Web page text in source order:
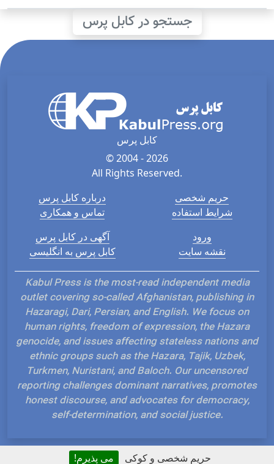
حریم شخصی و کوکی می پذیرم!
جستجو در کابل پرس
کابل پرس
© 2004 - 2026
All Rights Reserved.
درباره کابل پرس
تماس و همکاری
حریم شخصی
شرایط استفاده
آگهی در کابل پرس
کابل پرس به انگلیسی
ورود
نقشه سایت
Kabul Press is the most-read independent media
outlet covering so-called Afghanistan, publishing in
Hazaragi, Dari, Persian, and English. We focus on
human rights, freedom of expression, the Hazara
genocide, and issues affecting stateless nations and
ethnic groups such as the Hazara, Tajik, Uzbek,
Turkmen, Nuristani, and Baloch. Our uncensored
reporting challenges dominant narratives, promotes
honest discourse, and advocates for democracy,
self-determination, and social justice.